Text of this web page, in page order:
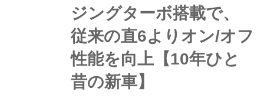
ジングターボ搭載で、
従来の直6よりオン/オフ
性能を向上【10年ひと
昔の新車】